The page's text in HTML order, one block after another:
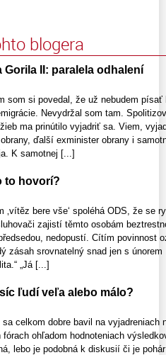
blogera
Gorila II: paralela odhalení
som si povedal, že už nebudem
Nevydržal som tam.
ma prinútilo vyjadriť sa. Viem,
ďalší exminister obrany i
K samotnej [...]
to hovorí?
‚vítěz bere vše‘ spoléhá ODS, že se
zajistí těmto osobám
nedopustí. Cítím povinnost
zásah srovnatelný snad jen s
„Já [...]
ľudí veľa alebo málo?
celkom dobre bavil na vyjadreniach
fórach ohľadom hodnoteniach
lebo je podobná k diskusií či je